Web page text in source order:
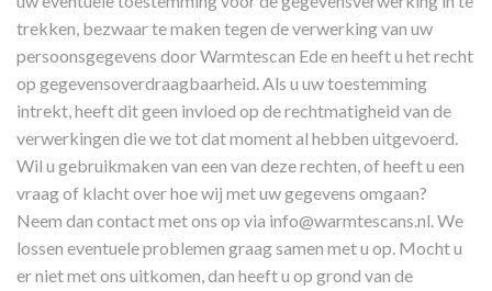
trekken, bezwaar te maken tegen de verwerking van uw
persoonsgegevens door Warmtescan Ede en heeft u het recht
op gegevensoverdraagbaarheid. Als u uw toestemming
intrekt, heeft dit geen invloed op de rechtmatigheid van de
verwerkingen die we tot dat moment al hebben uitgevoerd.
Wil u gebruikmaken van een van deze rechten, of heeft u een
vraag of klacht over hoe wij met uw gegevens omgaan?
Neem dan contact met ons op via info@warmtescans.nl. We
lossen eventuele problemen graag samen met u op. Mocht u
er niet met ons uitkomen, dan heeft u op grond van de